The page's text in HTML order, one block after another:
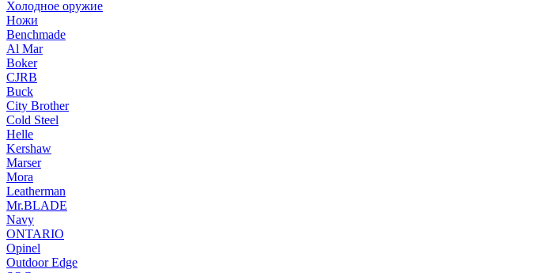
Холодное оружие
Ножи
Benchmade
Al Mar
Boker
CJRB
Buck
City Brother
Cold Steel
Helle
Kershaw
Marser
Mora
Leatherman
Mr.BLADE
Navy
ONTARIO
Opinel
Outdoor Edge